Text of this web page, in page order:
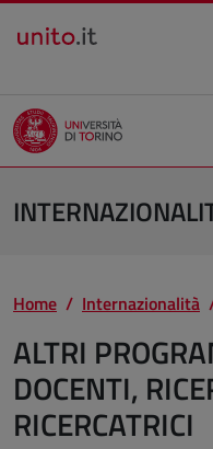
Salta al contenuto principale
Home Internazionalità
ALTRI
DOCENTI,
RICERCATRICI